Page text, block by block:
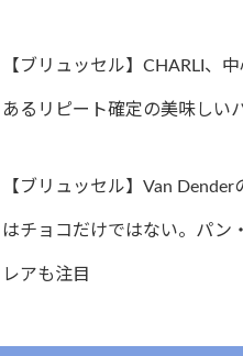
【ブリュッセル】CHARLI、
あるリピート確定の美味しい
【ブリュッセル】Van Dender
はチョコだけではない。パン
レアも注目